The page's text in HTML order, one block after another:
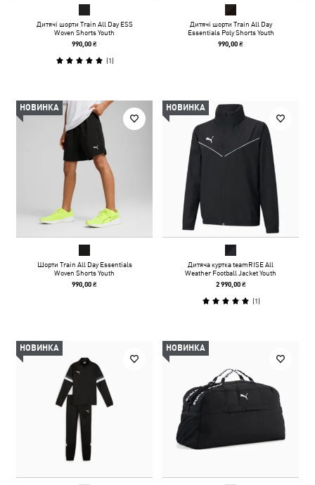
Дитячі шорти Train All Day ESS
Woven Shorts Youth
990,00 ₴
(1)
Дитячі шорти Train All Day
Essentials Poly Shorts Youth
990,00 ₴
НОВИНКА
Шорти Train All Day Essentials
Woven Shorts Youth
990,00 ₴
НОВИНКА
Дитяча куртка teamRISE All
Weather Football Jacket Youth
2 990,00 ₴
(1)
НОВИНКА НОВИНКА